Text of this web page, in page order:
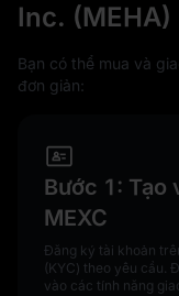
Inc. (MEHA)
Bạn có thể mua và
đơn giản:
Bước 1: Tạo
MEXC
Đăng ký tài khoản
(KYC) theo yêu cầu.
vào các tính năng